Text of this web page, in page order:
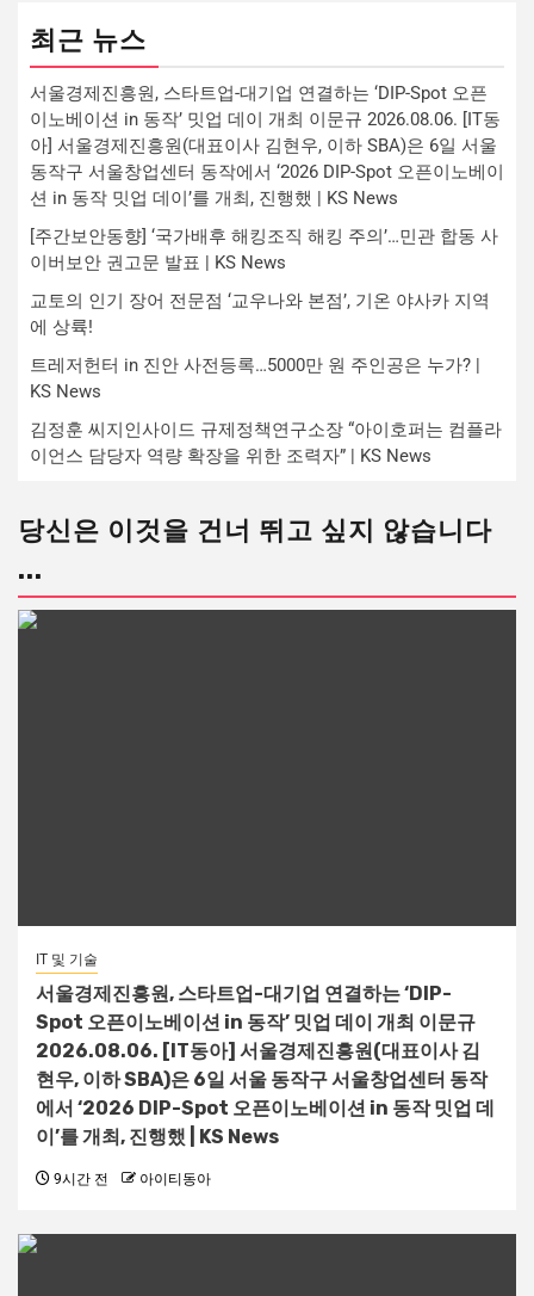
최근 뉴스
서울경제진흥원, 스타트업-대기업 연결하는 ‘DIP-Spot 오픈
이노베이션 in 동작’ 밋업 데이 개최 이문규 2026.08.06. [IT동
아] 서울경제진흥원(대표이사 김현우, 이하 SBA)은 6일 서울
동작구 서울창업센터 동작에서 ‘2026 DIP-Spot 오픈이노베이
션 in 동작 밋업 데이’를 개최, 진행했 | KS News
[주간보안동향] ‘국가배후 해킹조직 해킹 주의’…민관 합동 사
이버보안 권고문 발표 | KS News
교토의 인기 장어 전문점 ‘교우나와 본점’, 기온 야사카 지역
에 상륙!
트레저헌터 in 진안 사전등록…5000만 원 주인공은 누가? |
KS News
김정훈 씨지인사이드 규제정책연구소장 “아이호퍼는 컴플라
이언스 담당자 역량 확장을 위한 조력자” | KS News
당신은 이것을 건너 뛰고 싶지 않습니다
...
IT 및 기술
서울경제진흥원, 스타트업-대기업 연결하는 ‘DIP-
Spot 오픈이노베이션 in 동작’ 밋업 데이 개최 이문규
2026.08.06. [IT동아] 서울경제진흥원(대표이사 김
현우, 이하 SBA)은 6일 서울 동작구 서울창업센터 동작
에서 ‘2026 DIP-Spot 오픈이노베이션 in 동작 밋업 데
이’를 개최, 진행했 | KS News
9시간 전 아이티동아